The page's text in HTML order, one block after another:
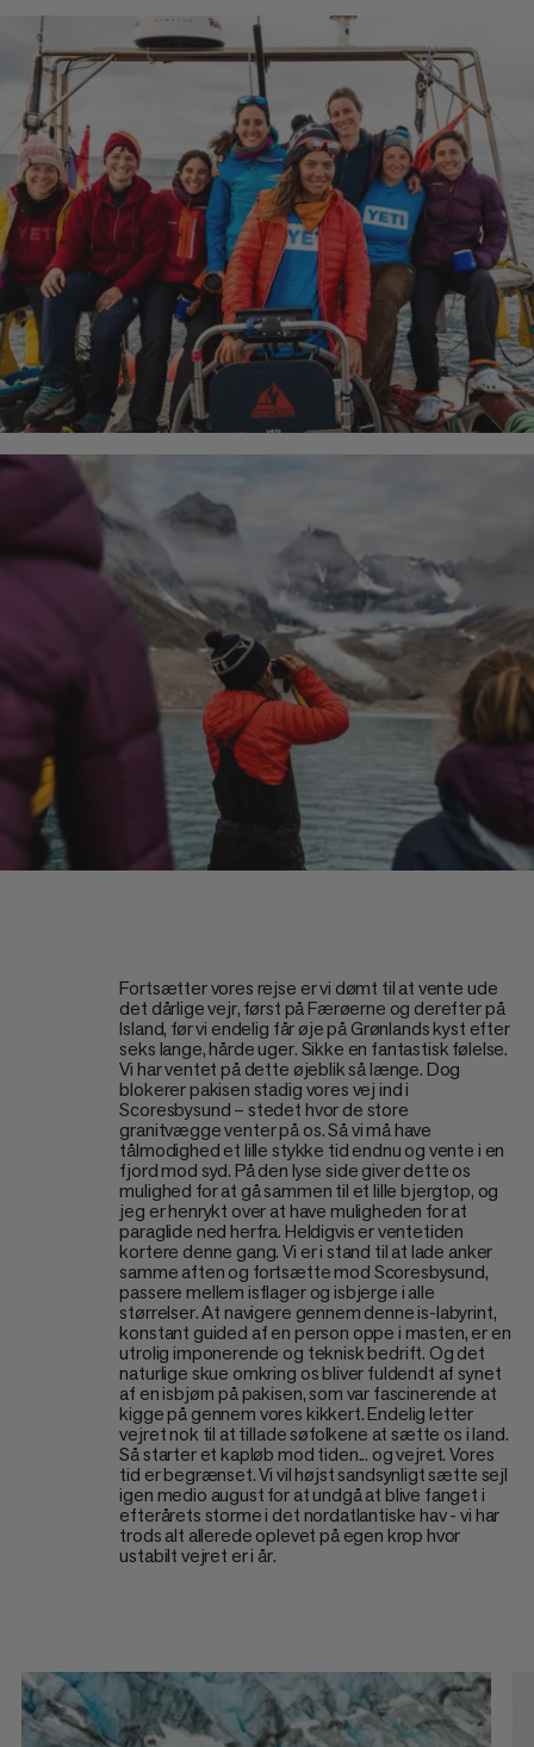
Fortsætter vores rejse er vi dømt til at vente ude
det dårlige vejr, først på Færøerne og derefter på
Island, før vi endelig får øje på Grønlands kyst efter
seks lange, hårde uger. Sikke en fantastisk følelse.
Vi har ventet på dette øjeblik så længe. Dog
blokerer pakisen stadig vores vej ind i
Scoresbysund – stedet hvor de store
granitvægge venter på os. Så vi må have
tålmodighed et lille stykke tid endnu og vente i en
fjord mod syd. På den lyse side giver dette os
mulighed for at gå sammen til et lille bjergtop, og
jeg er henrykt over at have muligheden for at
paraglide ned herfra. Heldigvis er ventetiden
kortere denne gang. Vi er i stand til at lade anker
samme aften og fortsætte mod Scoresbysund,
passere mellem isflager og isbjerge i alle
størrelser. At navigere gennem denne is-labyrint,
konstant guided af en person oppe i masten, er en
utrolig imponerende og teknisk bedrift. Og det
naturlige skue omkring os bliver fuldendt af synet
af en isbjørn på pakisen, som var fascinerende at
kigge på gennem vores kikkert. Endelig letter
vejret nok til at tillade søfolkene at sætte os i land.
Så starter et kapløb mod tiden... og vejret. Vores
tid er begrænset. Vi vil højst sandsynligt sætte sejl
igen medio august for at undgå at blive fanget i
efterårets storme i det nordatlantiske hav - vi har
trods alt allerede oplevet på egen krop hvor
ustabilt vejret er i år.